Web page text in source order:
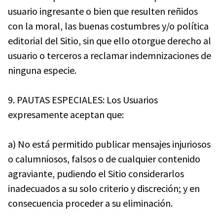
usuario ingresante o bien que resulten reñidos
con la moral, las buenas costumbres y/o política
editorial del Sitio, sin que ello otorgue derecho al
usuario o terceros a reclamar indemnizaciones de
ninguna especie.
9. PAUTAS ESPECIALES: Los Usuarios
expresamente aceptan que:
a) No está permitido publicar mensajes injuriosos
o calumniosos, falsos o de cualquier contenido
agraviante, pudiendo el Sitio considerarlos
inadecuados a su solo criterio y discreción; y en
consecuencia proceder a su eliminación.